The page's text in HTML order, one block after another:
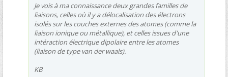
Je vois à ma connaissance deux grandes familles de
liaisons, celles où il y a délocalisation des électrons
isolés sur les couches externes des atomes (comme la
liaison ionique ou métallique), et celles issues d'une
intéraction électrique dipolaire entre les atomes
(liaison de type van der waals).
KB